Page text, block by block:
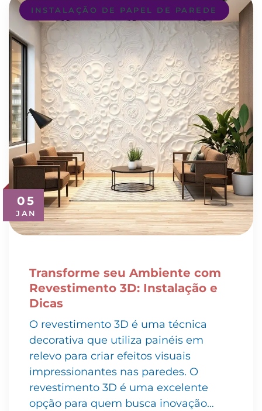
05
JAN
INSTALAÇÃO DE PAPEL DE PAREDE
Transforme seu Ambiente com
Revestimento 3D: Instalação e
Dicas
O revestimento 3D é uma técnica
decorativa que utiliza painéis em
relevo para criar efeitos visuais
impressionantes nas paredes. O
revestimento 3D é uma excelente
opção para quem busca inovação…